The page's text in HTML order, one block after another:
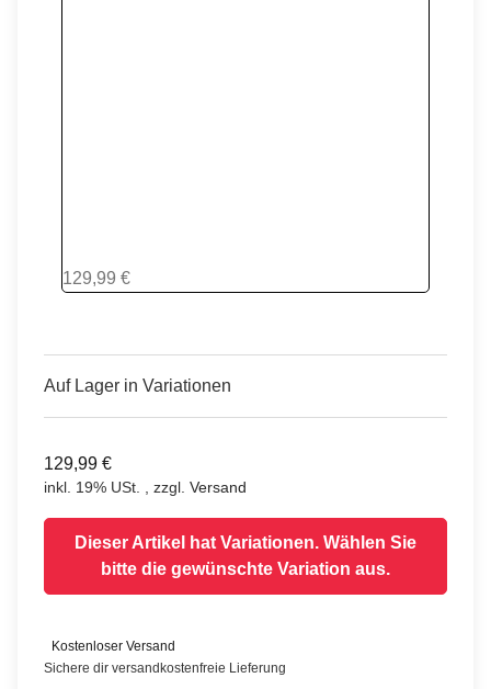
REAL CAMO
129,99 €
Auf Lager in Variationen
129,99 €
inkl. 19% USt. , zzgl. Versand
Dieser Artikel hat Variationen. Wählen Sie
bitte die gewünschte Variation aus.
Kostenloser Versand
Sichere dir versandkostenfreie Lieferung